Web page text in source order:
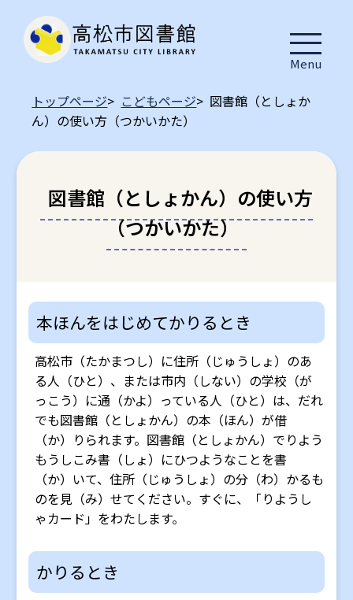
Menu
トップページ> こどもページ> 図書館（としょか
ん）の使い方（つかいかた）
図書館（としょかん）の使い方
（つかいかた）
本ほんをはじめてかりるとき
高松市（たかまつし）に住所（じゅうしょ）のあ
る人（ひと）、または市内（しない）の学校（が
っこう）に通（かよ）っている人（ひと）は、だれ
でも図書館（としょかん）の本（ほん）が借
（か）りられます。図書館（としょかん）でりよう
もうしこみ書（しょ）にひつようなことを書
（か）いて、住所（じゅうしょ）の分（わ）かるも
のを見（み）せてください。すぐに、「りようし
ゃカード」をわたします。
かりるとき